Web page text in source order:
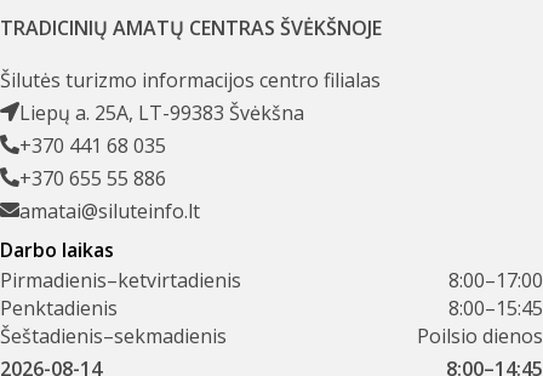
TRADICINIŲ AMATŲ CENTRAS ŠVĖKŠNOJE
Šilutės turizmo informacijos centro filialas
Liepų a. 25A, LT-99383 Švėkšna
+370 441 68 035
+370 655 55 886
amatai@siluteinfo.lt
Darbo laikas
Pirmadienis–ketvirtadienis
8:00–17:00
Penktadienis
8:00–15:45
Šeštadienis–sekmadienis
Poilsio dienos
2026-08-14
8:00–14:45